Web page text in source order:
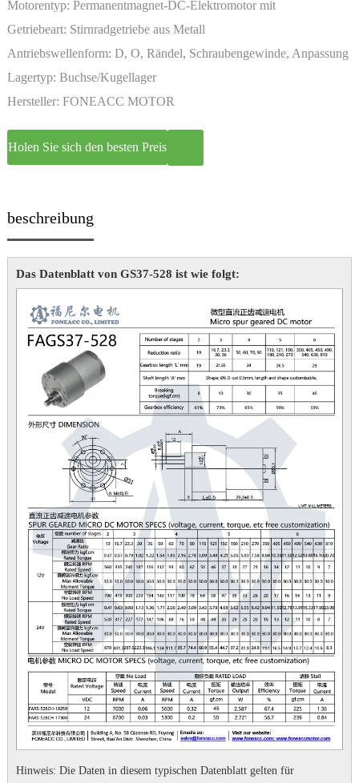
Motorentyp: Permanentmagnet-DC-Elektromotor mit
Miniaturgetriebe
Getriebeart: Stirnradgetriebe aus Metall
Antriebswellenform: D, O, Rändel, Schraubengewinde, Anpassung
Lagertyp: Buchse/Kugellager
Hersteller: FONEACC MOTOR
Holen Sie sich den besten Preis
beschreibung
Das Datenblatt von GS37-528 ist wie folgt:
Hinweis: Die Daten in diesem typischen Datenblatt gelten für